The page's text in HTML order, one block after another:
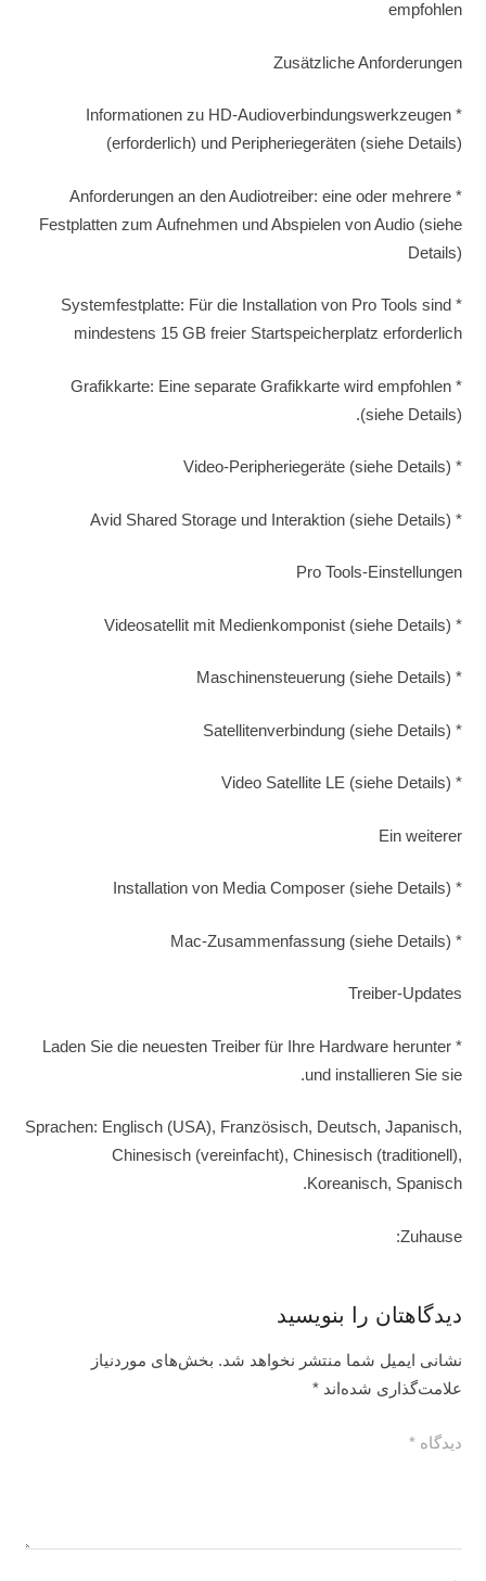
empfohlen
Zusätzliche Anforderungen
* Informationen zu HD-Audioverbindungswerkzeugen
(erforderlich) und Peripheriegeräten (siehe Details)
* Anforderungen an den Audiotreiber: eine oder mehrere
Festplatten zum Aufnehmen und Abspielen von Audio (siehe
Details)
* Systemfestplatte: Für die Installation von Pro Tools sind
mindestens 15 GB freier Startspeicherplatz erforderlich
* Grafikkarte: Eine separate Grafikkarte wird empfohlen
(siehe Details).
* Video-Peripheriegeräte (siehe Details)
* Avid Shared Storage und Interaktion (siehe Details)
Pro Tools-Einstellungen
* Videosatellit mit Medienkomponist (siehe Details)
* Maschinensteuerung (siehe Details)
* Satellitenverbindung (siehe Details)
* Video Satellite LE (siehe Details)
Ein weiterer
* Installation von Media Composer (siehe Details)
* Mac-Zusammenfassung (siehe Details)
Treiber-Updates
* Laden Sie die neuesten Treiber für Ihre Hardware herunter
und installieren Sie sie.
Sprachen: Englisch (USA), Französisch, Deutsch, Japanisch,
Chinesisch (vereinfacht), Chinesisch (traditionell),
Koreanisch, Spanisch.
Zuhause:
دیدگاهتان را بنویسید
نشانی ایمیل شما منتشر نخواهد شد. بخش‌های موردنیاز
علامت‌گذاری شده‌اند*